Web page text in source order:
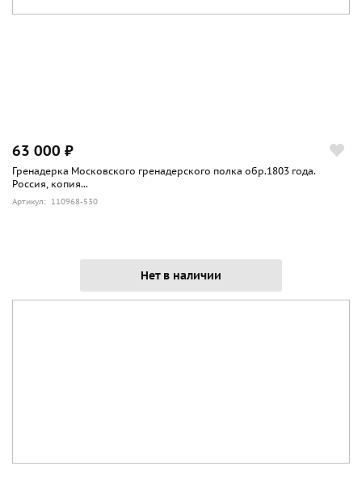
63 000 ₽
Гренадерка Московского гренадерского полка обр.1803 года.
Россия, копия...
Артикул: 110968-530
Нет в наличии